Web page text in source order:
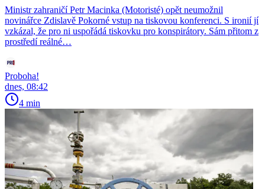
Ministr zahraničí Petr Macinka (Motoristé) opět neumožnil
novinářce Zdislavě Pokorné vstup na tiskovou konferenci. S ironií jí
vzkázal, že pro ni uspořádá tiskovku pro konspirátory. Sám přitom z
prostředí reálné…
Proboha!
dnes, 08:42
4 min